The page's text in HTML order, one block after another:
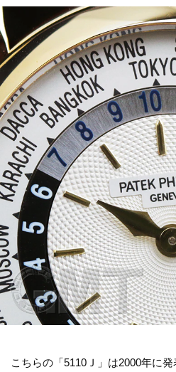
こちらの「5110Ｊ」は2000年に